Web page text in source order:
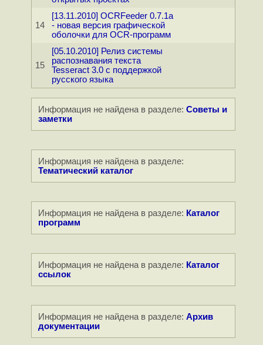
14
[13.11.2010] OCRFeeder 0.7.1a
- новая версия графической
оболочки для OCR-программ
15
[05.10.2010] Релиз системы
распознавания текста
Tesseract 3.0 с поддержкой
русского языка
Информация не найдена в разделе: Советы и
заметки
Информация не найдена в разделе:
Тематический каталог
Информация не найдена в разделе: Каталог
программ
Информация не найдена в разделе: Каталог
ссылок
Информация не найдена в разделе: Архив
документации